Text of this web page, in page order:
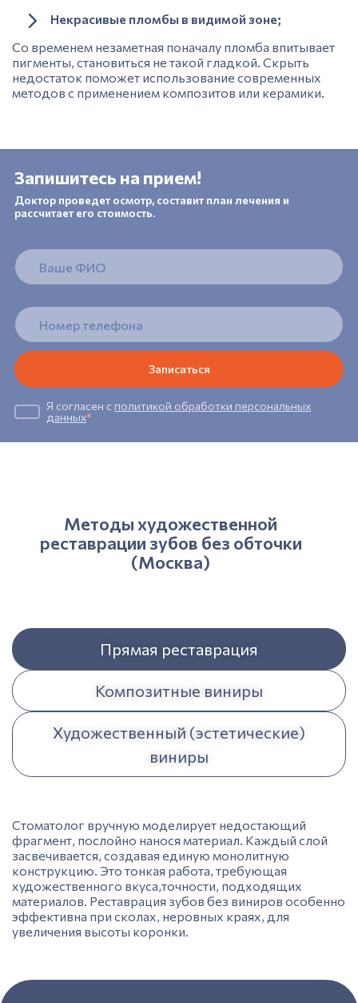
Некрасивые пломбы в видимой зоне;
Со временем незаметная поначалу пломба впитывает
пигменты, становиться не такой гладкой. Скрыть
недостаток поможет использование современных
методов с применением композитов или керамики.
Запишитесь на прием!
Доктор проведет осмотр, составит план лечения и
рассчитает его стоимость.
Я согласен с политикой обработки персональных
данных*
Методы художественной
реставрации зубов без обточки
(Москва)
Прямая реставрация
Композитные виниры
Художественный (эстетические)
виниры
Стоматолог вручную моделирует недостающий
фрагмент, послойно нанося материал. Каждый слой
засвечивается, создавая единую монолитную
конструкцию. Это тонкая работа, требующая
художественного вкуса,точности, подходящих
материалов. Реставрация зубов без виниров особенно
эффективна при сколах, неровных краях, для
увеличения высоты коронки.